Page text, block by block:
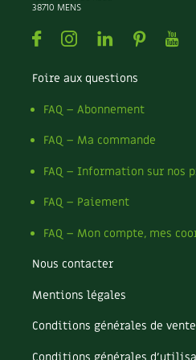
38710 MENS
FacebookInstagramLinkedin
Pinterest
Foire aux questions
FAQ – Abonnement
FAQ – Ma commande
FAQ – Information sur
FAQ – Paiement
FAQ – Mon compte, mes
Nous contacter
Mentions légales
Conditions générales de vente
Conditions générales